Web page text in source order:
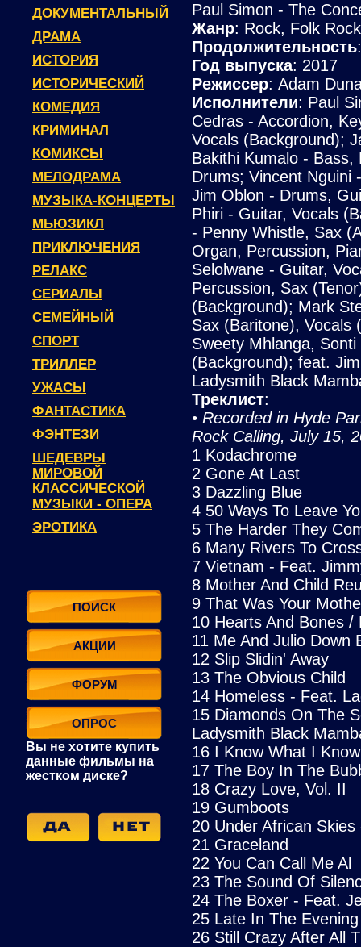
ДОКУМЕНТАЛЬНЫЙ
ДРАМА
ИСТОРИЯ
ИСТОРИЧЕСКИЙ
КОМЕДИЯ
КРИМИНАЛ
КОМИКСЫ
МЕЛОДРАМА
МУЗЫКА-КОНЦЕРТЫ
МЬЮЗИКЛ
ПРИКЛЮЧЕНИЯ
РЕЛАКС
СЕРИАЛЫ
СЕМЕЙНЫЙ
СПОРТ
ТРИЛЛЕР
УЖАСЫ
ФАНТАСТИКА
ФЭНТЕЗИ
ШЕДЕВРЫ
МИРОВОЙ
КЛАССИЧЕСКОЙ
МУЗЫКИ - ОПЕРА
ЭРОТИКА
ПОИСК
АКЦИИ
ФОРУМ
ОПРОС
Вы не хотите купить
данные фильмы на
жестком диске?
Paul Simon - The
Жанр: Rock, Folk
Продолжительность
Год выпуска: 2017
Режиссер: Adam
Исполнители: Paul
Cedras - Accordion,
Vocals (Background);
Bakithi Kumalo -
Drums; Vincent Nguini
Jim Oblon - Drums,
Phiri - Guitar, Vocals
- Penny Whistle, Sax
Organ, Percussion,
Selolwane - Guitar,
Percussion, Sax
(Background); Mark
Sax (Baritone), Vocals
Sweety Mhlanga,
(Background); feat.
Ladysmith Black
Треклист:
• Recorded in Hyde
Rock Calling, July 15,
1 Kodachrome
2 Gone At Last
3 Dazzling Blue
4 50 Ways To Leave
5 The Harder They
6 Many Rivers To
7 Vietnam - Feat.
8 Mother And Child
9 That Was Your
10 Hearts And Bones
11 Me And Julio Down
12 Slip Slidin' Away
13 The Obvious Child
14 Homeless - Feat.
15 Diamonds On The
Ladysmith Black
16 I Know What I Know
17 The Boy In The
18 Crazy Love, Vol. II
19 Gumboots
20 Under African
21 Graceland
22 You Can Call Me Al
23 The Sound Of
24 The Boxer - Feat.
25 Late In The Evening
26 Still Crazy After All